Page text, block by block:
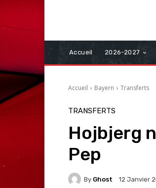
Accueil 2026-2027
Accueil Bayern Transferts
TRANSFERTS
Hojbjerg
Pep
By Ghost 12 Janvier